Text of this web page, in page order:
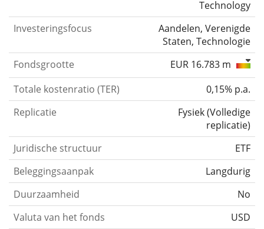
Technology
Investeringsfocus
Aandelen, Verenigde
Staten, Technologie
Fondsgrootte
EUR 16.783 m
Totale kostenratio (TER)
0,15% p.a.
Replicatie
Fysiek(Volledige
replicatie)
Juridische structuur
ETF
Beleggingsaanpak
Langdurig
Duurzaamheid
No
Valuta van het fonds
USD